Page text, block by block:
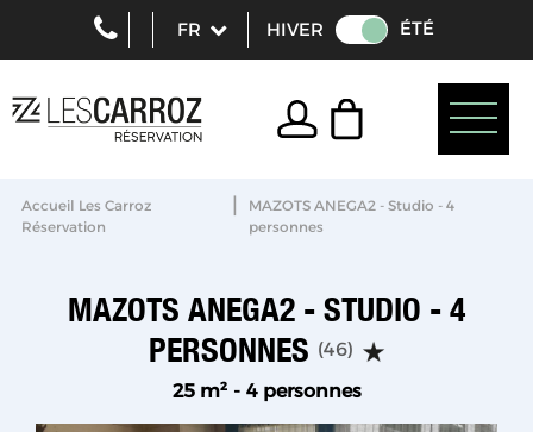
HIVER ÉTÉ
Accueil Les Carroz
Réservation
|
MAZOTS ANEGA2 - Studio - 4
personnes
MAZOTS ANEGA2 - STUDIO - 4
PERSONNES (46)
25 m² 4 personnes